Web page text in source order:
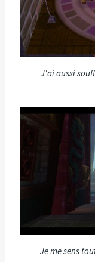
J'ai aussi
Je me sens